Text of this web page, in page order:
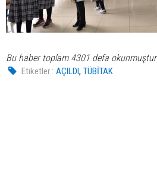
Bu haber toplam 4301 defa okunmuştur
Etiketler : AÇILDI,TÜBİTAK